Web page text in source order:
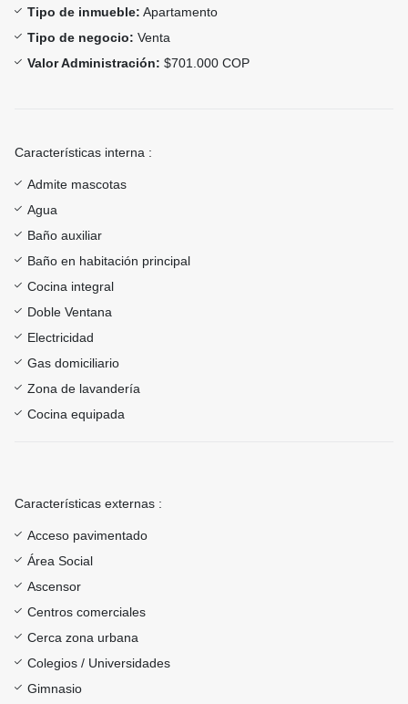
Tipo de inmueble: Apartamento
Tipo de negocio: Venta
Valor Administración: $701.000 COP
Características interna :
Admite mascotas
Agua
Baño auxiliar
Baño en habitación principal
Cocina integral
Doble Ventana
Electricidad
Gas domiciliario
Zona de lavandería
Cocina equipada
Características externas :
Acceso pavimentado
Área Social
Ascensor
Centros comerciales
Cerca zona urbana
Colegios / Universidades
Gimnasio